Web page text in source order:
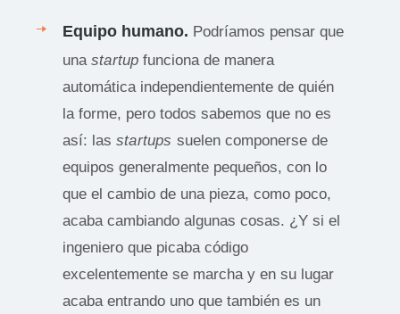
Equipo humano. Podríamos pensar que
una startup funciona de manera
automática independientemente de quién
la forme, pero todos sabemos que no es
así: las startups suelen componerse de
equipos generalmente pequeños, con lo
que el cambio de una pieza, como poco,
acaba cambiando algunas cosas. ¿Y si el
ingeniero que picaba código
excelentemente se marcha y en su lugar
acaba entrando uno que también es un